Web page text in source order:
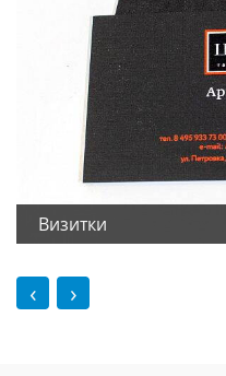
Визитки
‹ ›